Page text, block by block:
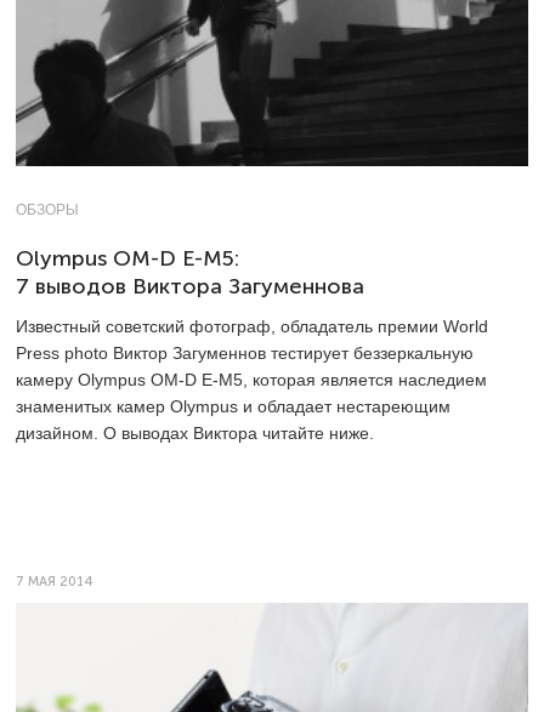
ОБЗОРЫ
Olympus OM-D E-M5:
7 выводов Виктора Загуменнова
Известный советский фотограф, обладатель премии World
Press photo Виктор Загуменнов тестирует беззеркальную
камеру Olympus OM-D E-M5, которая является наследием
знаменитых камер Olympus и обладает нестареющим
дизайном. О выводах Виктора читайте ниже.
7 МАЯ 2014